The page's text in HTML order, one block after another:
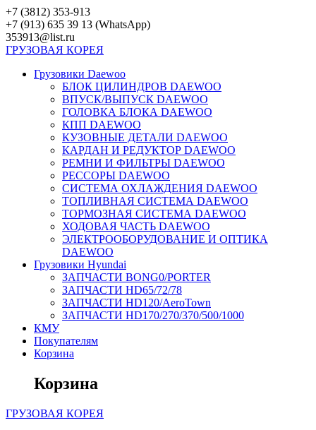
Перейти
к
контенту
+7 (3812) 353-913
+7 (913) 635 39 13 (WhatsApp)
353913@list.ru
ГРУЗОВАЯ КОРЕЯ
Грузовики Daewoo
БЛОК ЦИЛИНДРОВ DAEWOO
ВПУСК/ВЫПУСК DAEWOO
ГОЛОВКА БЛОКА DAEWOO
КПП DAEWOO
КУЗОВНЫЕ ДЕТАЛИ DAEWOO
КАРДАН И РЕДУКТОР DAEWOO
РЕМНИ И ФИЛЬТРЫ DAEWOO
РЕССОРЫ DAEWOO
СИСТЕМА ОХЛАЖДЕНИЯ DAEWOO
ТОПЛИВНАЯ СИСТЕМА DAEWOO
ТОРМОЗНАЯ СИСТЕМА DAEWOO
ХОДОВАЯ ЧАСТЬ DAEWOO
ЭЛЕКТРООБОРУДОВАНИЕ И ОПТИКА
DAEWOO
Грузовики Hyundai
ЗАПЧАСТИ BONG0/PORTER
ЗАПЧАСТИ HD65/72/78
ЗАПЧАСТИ HD120/AeroTown
ЗАПЧАСТИ HD170/270/370/500/1000
КМУ
Покупателям
Корзина
Корзина
ГРУЗОВАЯ КОРЕЯ